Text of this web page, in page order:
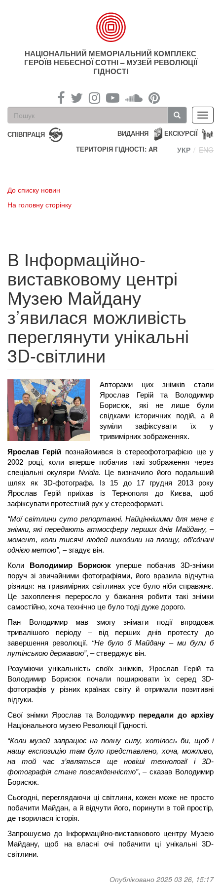
НАЦІОНАЛЬНИЙ МЕМОРІАЛЬНИЙ КОМПЛЕКС
ГЕРОЇВ НЕБЕСНОЇ СОТНІ – МУЗЕЙ РЕВОЛЮЦІЇ
ГІДНОСТІ
Пошукова
форма
Пошук
СПІВПРАЦЯ ЕКСКУРСІЇ
ВИДАННЯ
ТЕРИТОРІЯ ГІДНОСТІ: AR
УКР ENG
До списку новин
На головну сторінку
В Інформаційно-
виставковому центрі
Музею Майдану
з’явилася можливість
переглянути унікальні
3D-світлини
Авторами цих знімків стали
Ярослав Герій та Володимир
Борисюк, які не лише були
свідками історичних подій, а й
зуміли зафіксувати їх у
тривимірних зображеннях.
Ярослав Герій познайомився із стереофотографією ще у
2002 році, коли вперше побачив такі зображення через
спеціальні окуляри Nvidia. Це визначило його подальший
шлях як 3D-фотографа.
Із 15 до 17 грудня 2013 року
Ярослав Герій приїхав із Тернополя до Києва, щоб
зафіксувати протестний рух у стереоформаті.
“Мої світлини суто репортажні. Найціннішими для мене є
знімки, які передають атмосферу перших днів Майдану, –
момент, коли тисячі людей виходили на площу, об’єднані
однією метою”, – згадує він.
Коли
Володимир Борисюк уперше побачив 3D-знімки
поруч зі звичайними фотографіями, його вразила відчутна
різниця: на тривимірних світлинах усе було ніби справжнє.
Це захоплення переросло у бажання робити такі знімки
самостійно, хоча технічно це було тоді дуже дорого.
Пан Володимир мав змогу знімати події впродовж
тривалішого періоду – від перших днів протесту до
завершення революції. “Не було б Майдану – ми були б
путінською державою”, – стверджує він.
Розуміючи унікальність своїх знімків, Ярослав Герій та
Володимир Борисюк почали поширювати їх серед 3D-
фотографів у різних країнах світу й отримали позитивні
відгуки.
Свої знімки Ярослав та Володимир передали до архіву
Національного музею Революції Гідності.
“Коли музей запрацює на повну силу, хотілось би, щоб і
нашу експозицію там було представлено, хоча, можливо,
на той час з’являться ще новіші технології і 3D-
фотографія стане повсякденністю”, – сказав Володимир
Борисюк.
Сьогодні, переглядаючи ці світлини, кожен може не просто
побачити Майдан, а й відчути його, поринути в той простір,
де творилася історія.
Запрошуємо до Інформаційно-виставкового центру Музею
Майдану, щоб на власні очі побачити ці унікальні 3D-
світлини.
Опубліковано 2025 03 26, 15:17